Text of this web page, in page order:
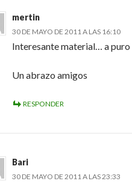
mertin
30 DE MAYO DE 2011 A LAS 16:10
Interesante material… a
Un abrazo amigos
RESPONDER
Bari
30 DE MAYO DE 2011 A LAS 23:33